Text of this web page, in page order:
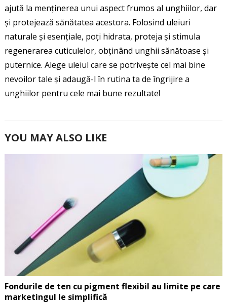
ajută la menținerea unui aspect frumos al unghiilor, dar
și protejează sănătatea acestora. Folosind uleiuri
naturale și esențiale, poți hidrata, proteja și stimula
regenerarea cuticulelor, obținând unghii sănătoase și
puternice. Alege uleiul care se potrivește cel mai bine
nevoilor tale și adaugă-l în rutina ta de îngrijire a
unghiilor pentru cele mai bune rezultate!
YOU MAY ALSO LIKE
Fondurile de ten cu pigment flexibil au limite pe care
marketingul le simplifică